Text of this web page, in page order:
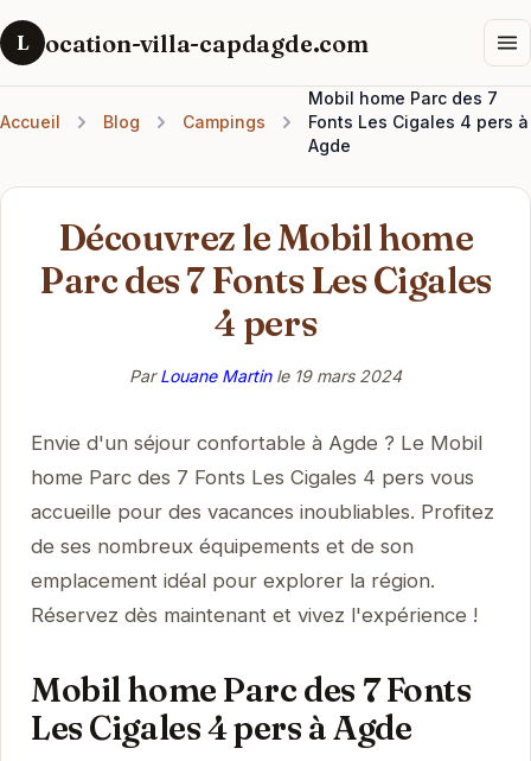
L ocation-villa-capdagde.com
Accueil Blog Campings
Mobil home Parc des 7
Fonts Les Cigales 4 pers à
Agde
Découvrez le Mobil home
Parc des 7 Fonts Les Cigales
4 pers
ParLouane Martinle 19 mars 2024
Envie d'un séjour confortable à Agde ? Le Mobil
home Parc des 7 Fonts Les Cigales 4 pers vous
accueille pour des vacances inoubliables. Profitez
de ses nombreux équipements et de son
emplacement idéal pour explorer la région.
Réservez dès maintenant et vivez l'expérience !
Mobil home Parc des 7 Fonts
Les Cigales 4 pers à Agde